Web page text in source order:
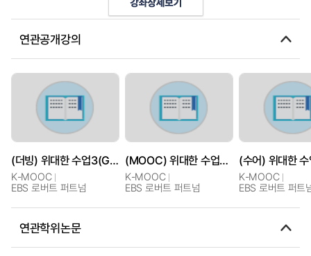
연관공개강의
(더빙) 위대한 수업3(GREAT MINDS) : 우리는 어떻게 무너졌는가
K-MOOC
EBS 로버트 퍼트넘
(MOOC) 위대한 수업3(GREAT MINDS) : 우리는 어떻게 무너졌는가
K-MOOC
EBS 로버트 퍼트넘
K-MOOC
EBS 로버트 퍼트
연관학위논문